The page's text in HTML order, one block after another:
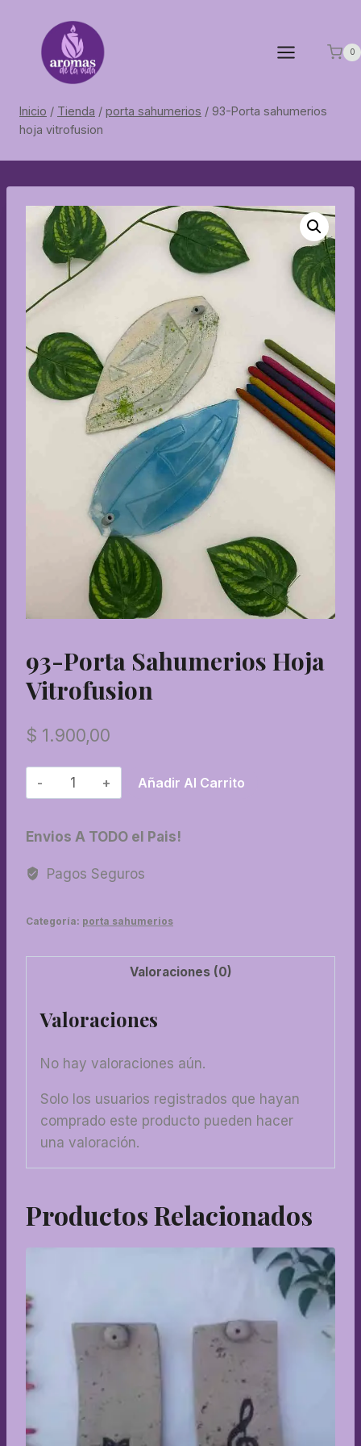
contenido
0
Inicio / Tienda / porta sahumerios / 93-Porta sahumerios
hoja vitrofusion
93-Porta Sahumerios Hoja
Vitrofusion
$ 1.900,00
93-
Porta
hoja
cantidad
Añadir Al Carrito
Envios A TODO el Pais!
Pagos Seguros
Categoría: porta sahumerios
Valoraciones (0)
Valoraciones
No hay valoraciones aún.
Solo los usuarios registrados que hayan
comprado este producto pueden hacer
una valoración.
Productos Relacionados